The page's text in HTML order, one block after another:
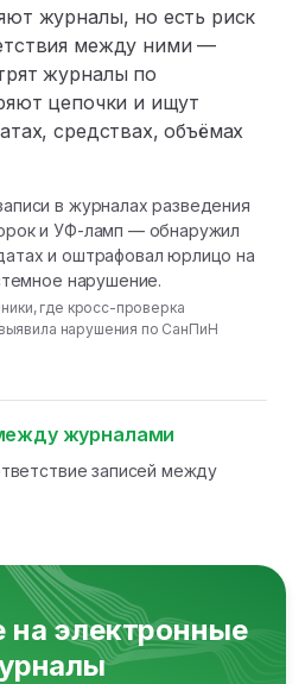
журналы, но есть риск
между ними —
журналы по
цепочки и ищут
средствах, объёмах
в журналах разведения
и УФ-ламп — обнаружил
и оштрафовал юрлицо на
нарушение.
где кросс-проверка
нарушения по СанПиН
журналами
записей между
на электронные